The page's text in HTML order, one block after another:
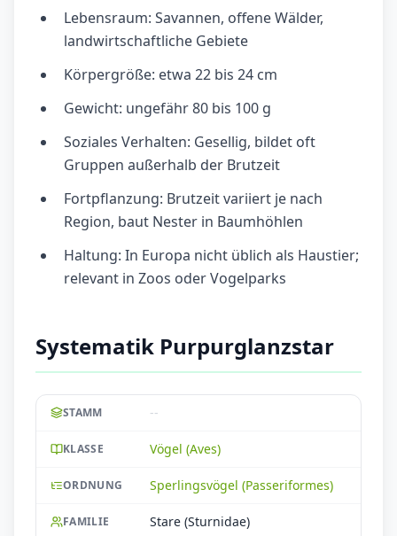
Lebensraum: Savannen, offene Wälder,
landwirtschaftliche Gebiete
Körpergröße: etwa 22 bis 24 cm
Gewicht: ungefähr 80 bis 100 g
Soziales Verhalten: Gesellig, bildet oft
Gruppen außerhalb der Brutzeit
Fortpflanzung: Brutzeit variiert je nach
Region, baut Nester in Baumhöhlen
Haltung: In Europa nicht üblich als Haustier;
relevant in Zoos oder Vogelparks
Systematik Purpurglanzstar
STAMM --
KLASSE Vögel (Aves)
ORDNUNG Sperlingsvögel (Passeriformes)
FAMILIE Stare (Sturnidae)